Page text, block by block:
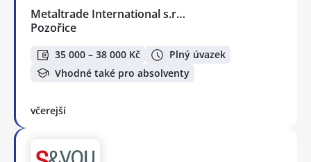
Metaltrade International s.r…
Pozořice
35 000 – 38 000 Kč
Plný úvazek
Vhodné také pro absolventy
včerejší